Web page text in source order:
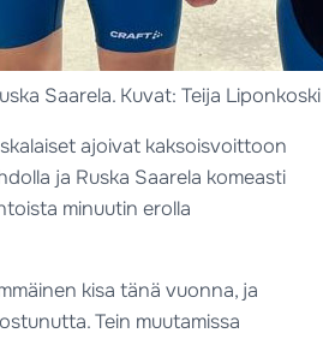
Saarela. Kuvat: Teija Liponkoski
ajoivat kaksoisvoittoon
ja Ruska Saarela komeasti
minuutin erolla
kisa tänä vuonna, ja
Tein muutamissa